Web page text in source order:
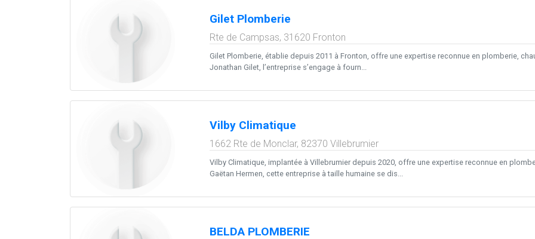
Gilet Plomberie
Rte de Campsas, 31620 Fronton
Gilet Plomberie, établie depuis 2011 à Fronton, offre une expertise reconnue en plomberie,
Jonathan Gilet, l’entreprise s’engage à fourn...
Vilby Climatique
1662 Rte de Monclar, 82370 Villebrumier
Vilby Climatique, implantée à Villebrumier depuis 2020, offre une expertise reconnue en
Gaëtan Hermen, cette entreprise à taille humaine se dis...
BELDA PLOMBERIE